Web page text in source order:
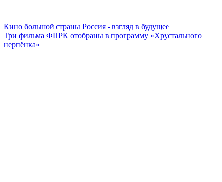
Кино большой страны Россия - взгляд в будущее
Три фильма ФПРК отобраны в программу «Хрустального
нерпёнка»